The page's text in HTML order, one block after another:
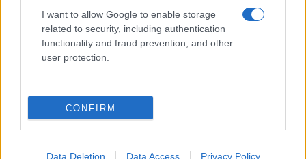
I want to allow Google to enable storage
related to security, including authentication
functionality and fraud prevention, and other
user protection.
CONFIRM
Data Deletion Data Access Privacy Policy